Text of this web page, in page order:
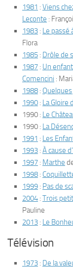
1981 : Viens
Leconte :
1983 : Le passé
Flora
1985 : Drôle de
1987 : Un
Comencini :
1988 :
1990 : La Gloire
1990 : Le
1990 : La
1991 : Les
1993 : À cause
1997 : Marthe
1998 :
1999 : Pas de
2004 : Trois
Pauline
2013 : Le
Télévision
1973 : De la